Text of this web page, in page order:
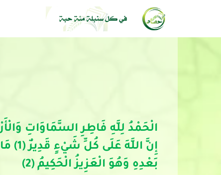
الْحَمْدُ لِلَّهِ فَاطِرِ السَّمَاوَاتِ
إِنَّ
بَعْدِهِ وَهُوَ الْعَزِيزُ الْحَكِيمُ (2)